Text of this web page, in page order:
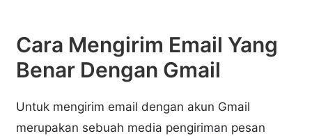
Cara Mengirim Email Yang
Benar Dengan Gmail
Untuk mengirim email dengan akun Gmail
merupakan sebuah media pengiriman pesan